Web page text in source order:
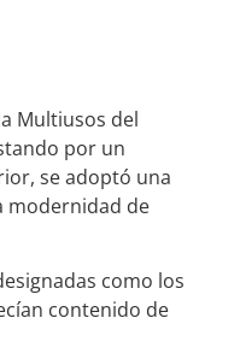
Multiusos del
por un
se adoptó una
modernidad de
como los
contenido de